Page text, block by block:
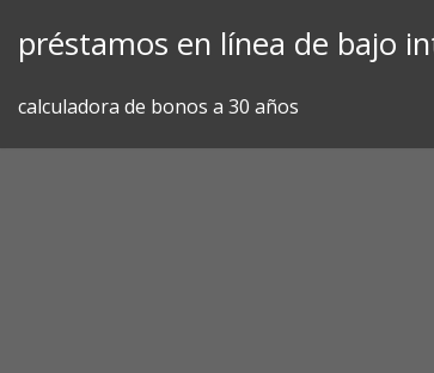
préstamos en línea de bajo
calculadora de bonos a 30 años